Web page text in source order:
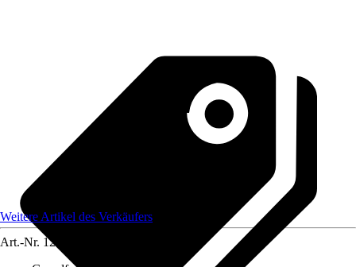
Weitere Artikel des Verkäufers
Art.-Nr. 12585212